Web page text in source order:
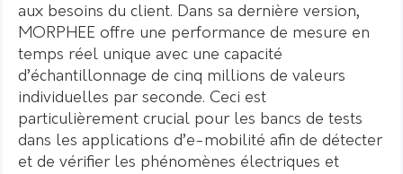
aux besoins du client. Dans sa dernière version,
MORPHEE offre une performance de mesure en
temps réel unique avec une capacité
d’échantillonnage de cinq millions de valeurs
individuelles par seconde. Ceci est
particulièrement crucial pour les bancs de tests
dans les applications d’e-mobilité afin de détecter
et de vérifier les phénomènes électriques et